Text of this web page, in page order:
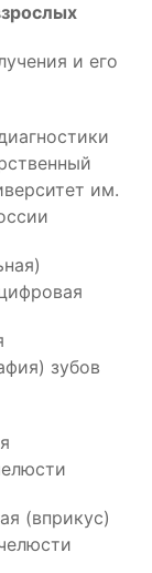
и его
им.
зубов
(вприкус)